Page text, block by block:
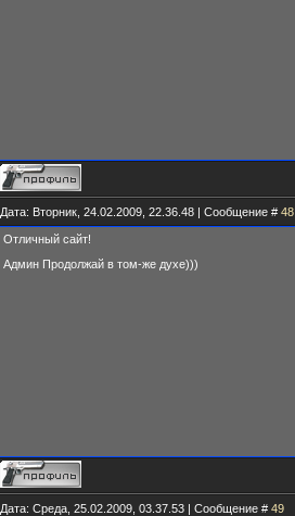
Дата: Вторник, 24.02.2009, 22.36.48 | Сообщение # 48
Отличный сайт!
Админ Продолжай в том-же духе)))
Дата: Среда, 25.02.2009, 03.37.53 | Сообщение # 49